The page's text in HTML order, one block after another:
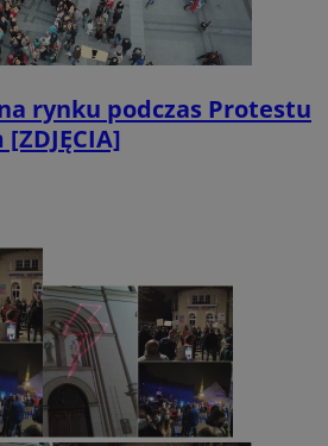
rynku podczas Protestu